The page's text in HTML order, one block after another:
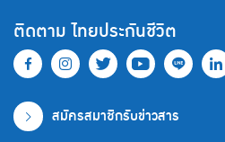
ติดตาม ไทยประกันชีวิต
สมัครสมาชิกรับข่าวสาร